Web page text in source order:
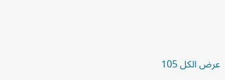
عرض الكل 105